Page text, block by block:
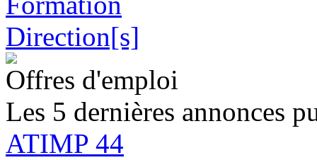
Offres d'emploi
Les 5 dernières annonces
ATIMP 44